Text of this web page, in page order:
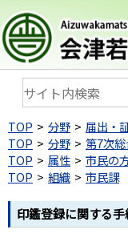
TOP 分野 届出・
TOP
分野 第7次
TOP
属性
市民の
TOP
組織 市民課
印鑑登録に関する